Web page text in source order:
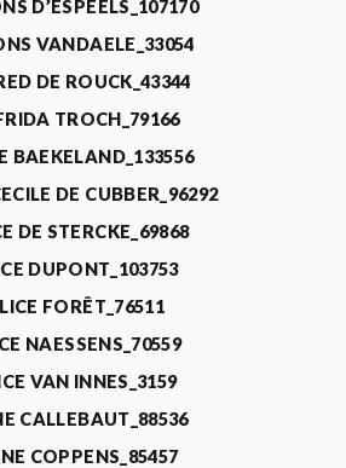
D’ESPEELS_107170
VANDAELE_33054
DE ROUCK_43344
TROCH_79166
BAEKELAND_133556
DE CUBBER_96292
DE STERCKE_69868
DUPONT_103753
FORÊT_76511
NAESSENS_70559
VAN INNES_3159
CALLEBAUT_88536
COPPENS_85457